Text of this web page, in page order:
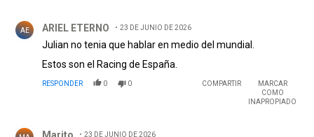
AE ARIEL ETERNO 23 DE JUNIO DE 2026
Julian no tenia que hablar en medio del mundial.
Estos son el Racing de España.
RESPONDER 0 0 COMPARTIR
MARCAR
COMO
INAPROPIADO
23 DE JUNIO DE 2026